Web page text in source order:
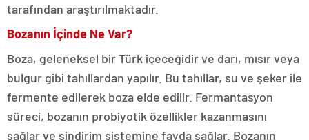
tarafından araştırılmaktadır.
Bozanın İçinde Ne Var?
Boza, geleneksel bir Türk içeceğidir ve darı, mısır veya
bulgur gibi tahıllardan yapılır. Bu tahıllar, su ve şeker ile
fermente edilerek boza elde edilir. Fermantasyon
süreci, bozanın probiyotik özellikler kazanmasını
sağlar ve sindirim sistemine fayda sağlar. Bozanın